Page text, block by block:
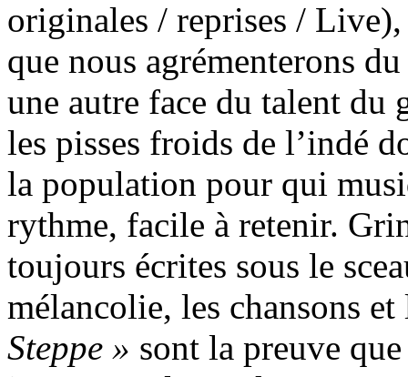
originales / reprises /
que nous agrémenterons
une autre face du talent du
les pisses froids de l’indé
la population pour qui
rythme, facile à retenir.
toujours écrites sous le
mélancolie, les chansons
Steppe » sont la preuve